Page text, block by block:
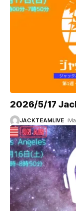
2026/5/17
JACKTEAMLIVE